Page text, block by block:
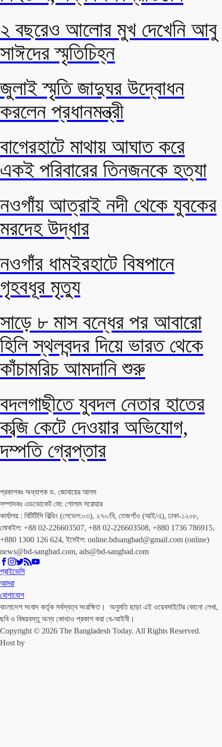
২ বছরেও আলোর মুখ দেখেনি আবু
সাঈদের স্মৃতিচিহ্ন
জুলাই স্মৃতি জাদুঘর উদ্বোধন
করলেন প্রধানমন্ত্রী
বাগেরহাটে মাথায় আঘাত করে
একই পরিবারের তিনজনকে হত্যা
নওগাঁয় আত্রাই নদী থেকে যুবকের
মরদেহ উদ্ধার
নওগাঁর ধামইরহাটে বিষপানে
গৃহবধূর মৃত্যু
সাড়ে ৮ মাস বন্ধের পর আবারো
হিলি স্থলবন্দর দিয়ে ভারত থেকে
কাঁচামরিচ আমদানি শুরু
বদলগাছীতে যুবদল নেতার হাতের
কব্জি কেটে দেওয়ার অভিযোগ,
দম্পতি গ্রেপ্তার
প্রকাশকঃ অধ্যাপক ড. জোবায়ের আলম
সম্পাদকঃ এডভোকেট মো: গোলাম সরোয়ার
কার্যালয় : বিটিটিসি বিল্ডিং (লেভেল:০৩), ২৭০/বি, তেজগাঁও (আই/এ), ঢাকা-১২০৮,
মোবাইল: +88 02-226603507, +88 02-226603508, +880 1736 786915,
+880 1300 126 624, ইমেইল: online.bdsangbad@gmail.com (online)
news@bd-sangbad.com, ads@bd-sangbad.com
প্রাইভেসি
আমরা
যোগাযোগ
বাংলাদেশ সংবাদ কর্তৃক সর্বস্বত্ব সংরক্ষিত। অনুমতি ছাড়া এই ওয়েবসাইটের কোনো লেখা,
ছবি ও বিষয়বস্তু অন্য কোথাও প্রকাশ করা বে-আইনী।
Copyright © 2026 The Bangladesh Today. All Rights Reserved.
Host by